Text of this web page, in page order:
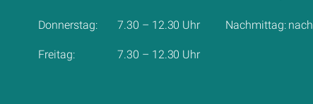
Donnerstag: 7.30 – 12.30 Uhr Nachmittag:
Freitag: 7.30 – 12.30 Uhr